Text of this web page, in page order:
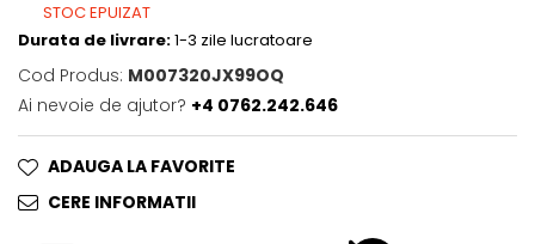
STOC EPUIZAT
Durata de livrare:1-3 zile lucratoare
Cod Produs: M007320JX99OQ
Ai nevoie de ajutor? +4 0762.242.646
ADAUGA LA FAVORITE
CERE INFORMATII